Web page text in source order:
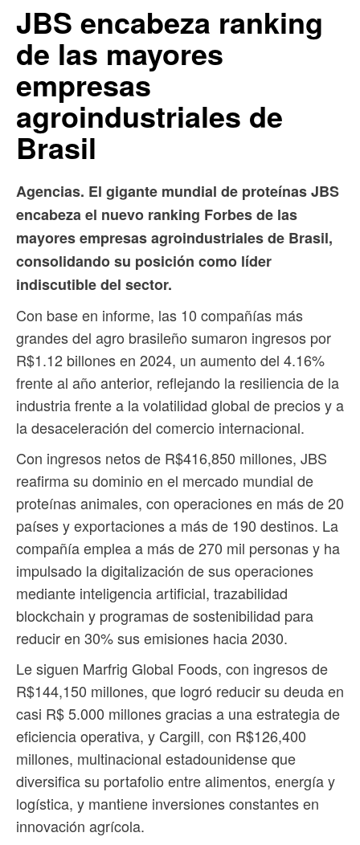
JBS encabeza ranking
de las mayores
empresas
agroindustriales de
Brasil
Agencias. El gigante mundial de proteínas JBS
encabeza el nuevo ranking Forbes de las
mayores empresas agroindustriales de Brasil,
consolidando su posición como líder
indiscutible del sector.
Con base en informe, las 10 compañías más
grandes del agro brasileño sumaron ingresos por
R$1.12 billones en 2024, un aumento del 4.16%
frente al año anterior, reflejando la resiliencia de la
industria frente a la volatilidad global de precios y a
la desaceleración del comercio internacional.
Con ingresos netos de R$416,850 millones, JBS
reafirma su dominio en el mercado mundial de
proteínas animales, con operaciones en más de 20
países y exportaciones a más de 190 destinos. La
compañía emplea a más de 270 mil personas y ha
impulsado la digitalización de sus operaciones
mediante inteligencia artificial, trazabilidad
blockchain y programas de sostenibilidad para
reducir en 30% sus emisiones hacia 2030.
Le siguen Marfrig Global Foods, con ingresos de
R$144,150 millones, que logró reducir su deuda en
casi R$ 5.000 millones gracias a una estrategia de
eficiencia operativa, y Cargill, con R$126,400
millones, multinacional estadounidense que
diversifica su portafolio entre alimentos, energía y
logística, y mantiene inversiones constantes en
innovación agrícola.